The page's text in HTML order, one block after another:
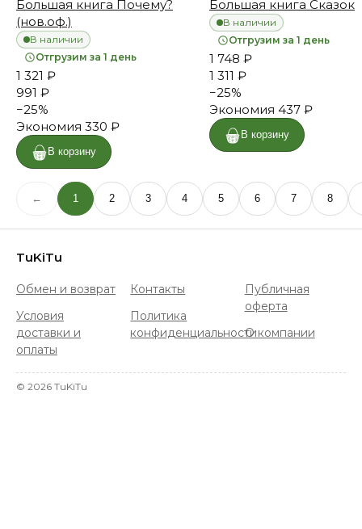
Большая книга Почему?
(нов.оф.)
В наличии
Отгрузим за 1 день
1 321 ₽
991 ₽
−25%
Экономия 330 ₽
В корзину
Большая книга Сказок
В наличии
Отгрузим за 1 день
1 748 ₽
1 311 ₽
−25%
Экономия 437 ₽
В корзину
← 1 2 3 4 5 6 7 8
TuKiTu
Обмен и возврат
Условия
доставки и
оплаты
Контакты
Политика
конфиденциальности
Публичная
оферта
О компании
© 2026 TuKiTu